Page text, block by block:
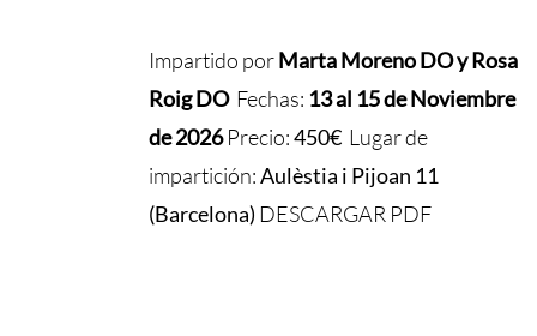
Impartido porMarta Moreno DO y Rosa
Roig DO Fechas: 13 al 15 de Noviembre
de 2026Precio:450€ Lugar de
impartición:Aulèstia i Pijoan 11
(Barcelona) DESCARGAR PDF